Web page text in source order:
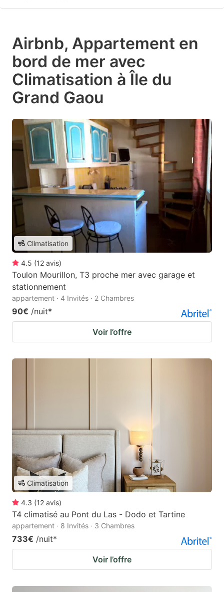
Airbnb, Appartement en
bord de mer avec
Climatisation à Île du
Grand Gaou
Climatisation
4.5 (12 avis)
Toulon Mourillon, T3 proche mer avec garage et
stationnement
appartement · 4 Invités · 2 Chambres
90€ /nuit*
Voir l’offre
Climatisation
4.3 (12 avis)
T4 climatisé au Pont du Las - Dodo et Tartine
appartement · 8 Invités · 3 Chambres
733€ /nuit*
Voir l’offre